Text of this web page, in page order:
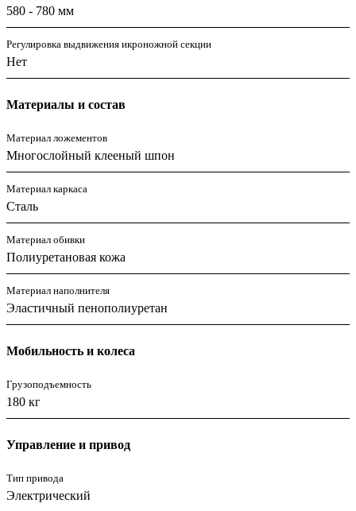
580 - 780 мм
Регулировка выдвижения икроножной секции
Нет
Материалы и состав
Материал ложементов
Многослойный клееный шпон
Материал каркаса
Сталь
Материал обивки
Полиуретановая кожа
Материал наполнителя
Эластичный пенополиуретан
Мобильность и колеса
Грузоподъемность
180 кг
Управление и привод
Тип привода
Электрический